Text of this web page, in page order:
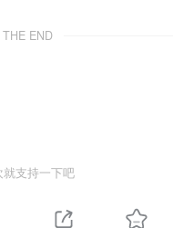
THE END
就支持一下吧